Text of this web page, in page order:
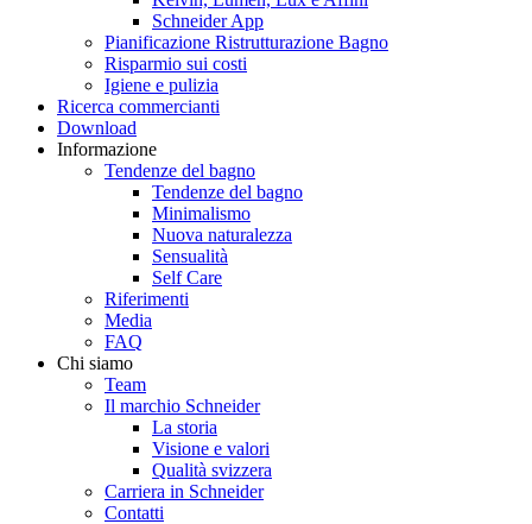
Schneider App
Pianificazione Ristrutturazione Bagno
Risparmio sui costi
Igiene e pulizia
Ricerca commercianti
Download
Informazione
Tendenze del bagno
Tendenze del bagno
Minimalismo
Nuova naturalezza
Sensualità
Self Care
Riferimenti
Media
FAQ
Chi siamo
Team
Il marchio Schneider
La storia
Visione e valori
Qualità svizzera
Carriera in Schneider
Contatti